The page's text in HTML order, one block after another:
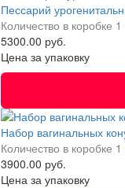
Пессарий
Количество в коробке 1
5300.00 руб.
Цена за упаковку
Набор вагинальных
Количество в коробке 1
3900.00 руб.
Цена за упаковку